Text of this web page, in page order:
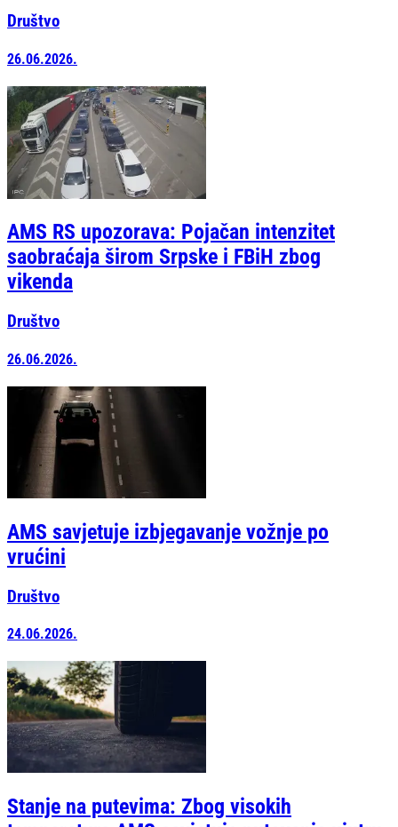
Društvo
26.06.2026.
AMS RS upozorava: Pojačan intenzitet
saobraćaja širom Srpske i FBiH zbog
vikenda
Društvo
26.06.2026.
AMS savjetuje izbjegavanje vožnje po
vrućini
Društvo
24.06.2026.
Stanje na putevima: Zbog visokih